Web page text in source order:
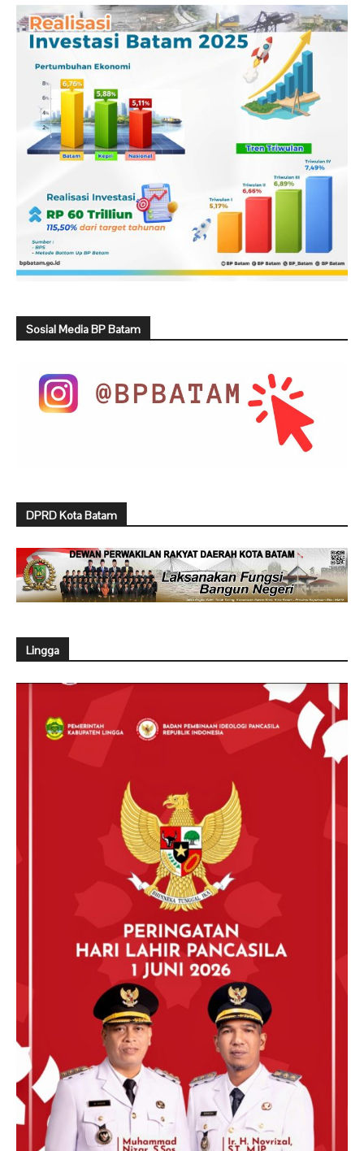
Sosial Media BP Batam
DPRD Kota Batam
Lingga